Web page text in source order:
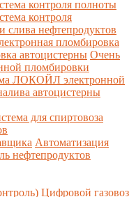
контроля полноты
контроля
слива нефтепродуктов
пломбировка
автоцистерны Очень
пломбировки
ЛОКОЙЛ электронной
автоцистерны
для спиртовоза
Автоматизация
нефтепродуктов
Цифровой газовоз